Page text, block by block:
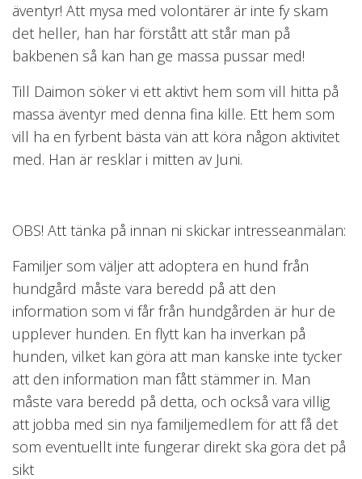
äventyr! Att mysa med volontärer är inte fy skam
det heller, han har förstått att står man på
bakbenen så kan han ge massa pussar med!
Till Daimon söker vi ett aktivt hem som vill hitta på
massa äventyr med denna fina kille. Ett hem som
vill ha en fyrbent bästa vän att köra någon aktivitet
med. Han är resklar i mitten av Juni.
OBS! Att tänka på innan ni skickar intresseanmälan:
Familjer som väljer att adoptera en hund från
hundgård måste vara beredd på att den
information som vi får från hundgården är hur de
upplever hunden. En flytt kan ha inverkan på
hunden, vilket kan göra att man kanske inte tycker
att den information man fått stämmer in. Man
måste vara beredd på detta, och också vara villig
att jobba med sin nya familjemedlem för att få det
som eventuellt inte fungerar direkt ska göra det på
sikt